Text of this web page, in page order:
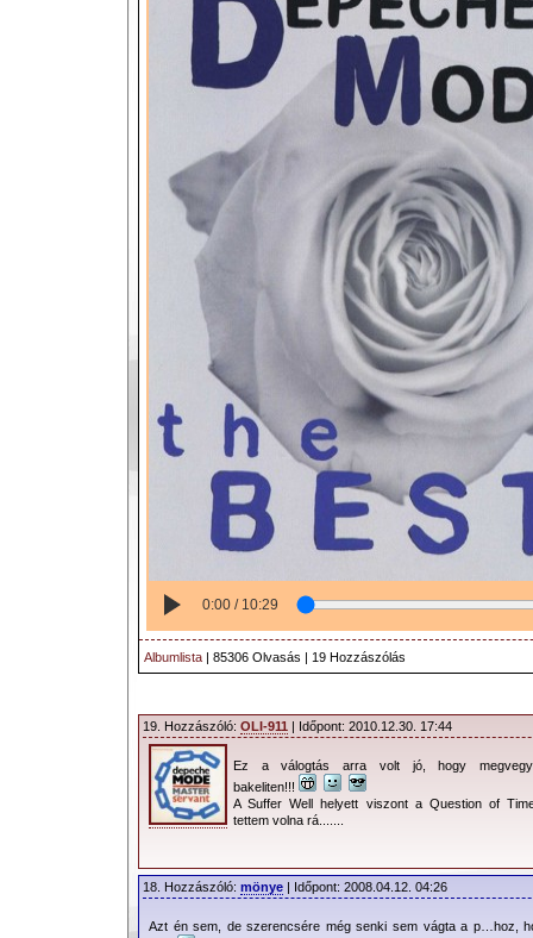
0:00 / 10:29
Albumlista | 85306 Olvasás | 19 Hozzászólás
19. Hozzászóló: OLI-911 | Időpont: 2010.12.30. 17:44
Ez a válogtás arra volt jó, hogy
bakeliten!!!
A Suffer Well helyett viszont a Question of
tettem volna rá.......
18. Hozzászóló: mönye | Időpont: 2008.04.12. 04:26
Azt én sem, de szerencsére még senki sem vágta a p…hoz,